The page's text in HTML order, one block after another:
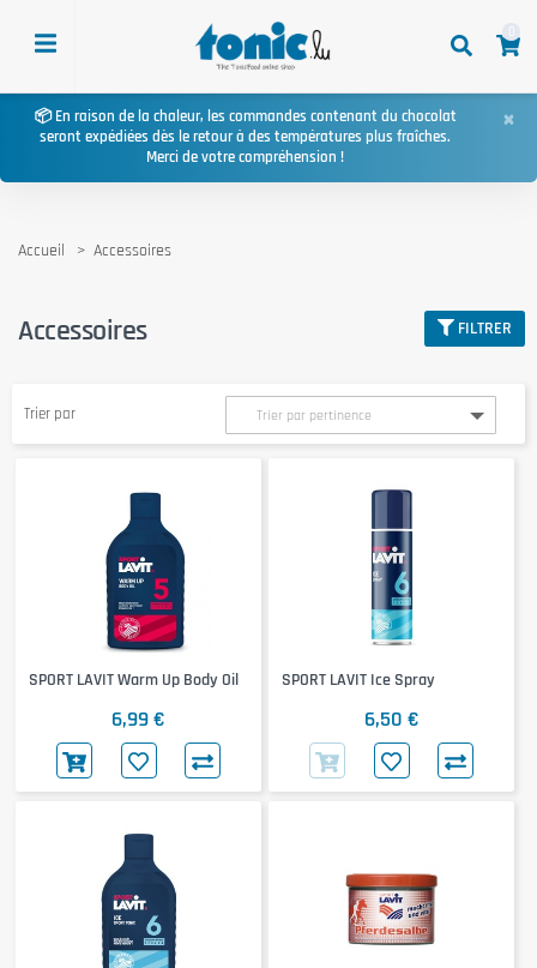
📦 En raison de la chaleur, les commandes contenant du chocolat
seront expédiées dès le retour à des températures plus fraîches.
Merci de votre compréhension !
×
Accueil Accessoires
Accessoires FILTRER
Trier par
SPORT LAVIT Warm Up Body Oil
6,99 €
SPORT LAVIT Ice Spray
6,50 €